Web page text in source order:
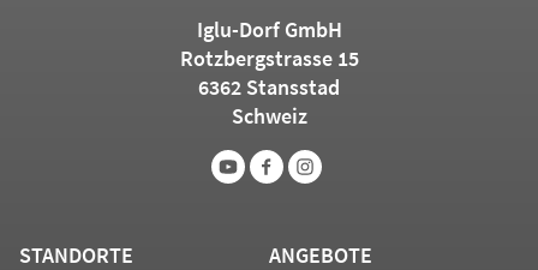
Iglu-Dorf GmbH
Rotzbergstrasse 15
6362 Stansstad
Schweiz
STANDORTE ANGEBOTE